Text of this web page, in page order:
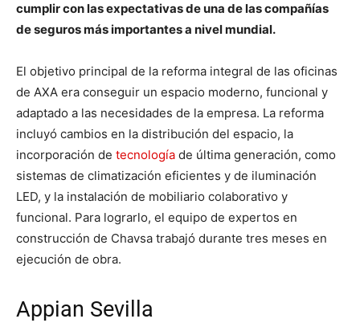
cumplir con las expectativas de una de las compañías
de seguros más importantes a nivel mundial.
El objetivo principal de la reforma integral de las oficinas
de AXA era conseguir un espacio moderno, funcional y
adaptado a las necesidades de la empresa. La reforma
incluyó cambios en la distribución del espacio, la
incorporación de tecnología de última generación, como
sistemas de climatización eficientes y de iluminación
LED, y la instalación de mobiliario colaborativo y
funcional. Para lograrlo, el equipo de expertos en
construcción de Chavsa trabajó durante tres meses en
ejecución de obra.
Appian Sevilla